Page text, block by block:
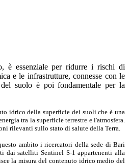
è essenziale per ridurre i rischi di
e le infrastrutture, connesse con le
suolo è poi fondamentale per la
idrico della superficie dei suoli che è una
tra la superficie terrestre e l'atmosfera.
rilevanti sullo stato di salute della Terra.
ambito i ricercatori della sede di Bari
dai satelliti Sentinel S-1 appartenenti alla
la misura del contenuto idrico medio del